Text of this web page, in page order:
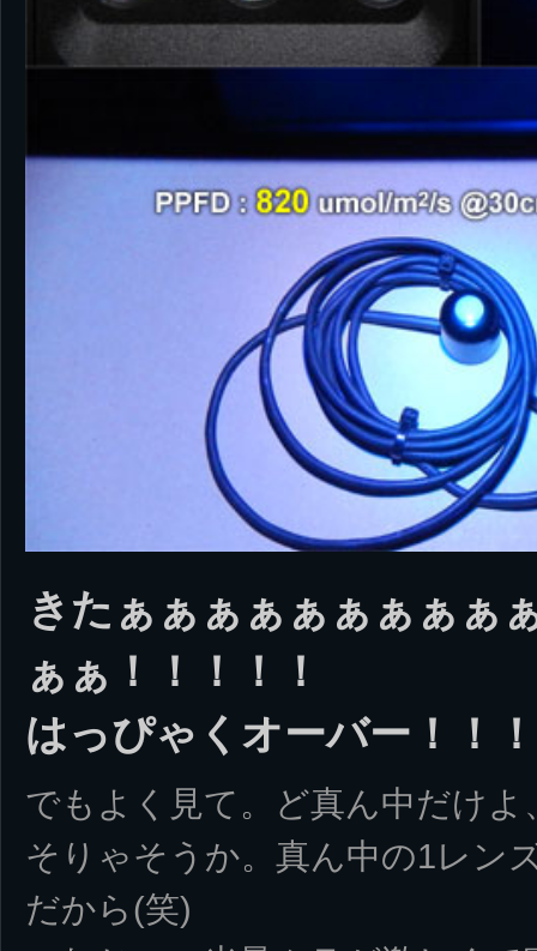
きたぁぁぁぁぁぁぁぁぁ
ぁぁ！！！！！
はっぴゃくオーバー！！
でもよく見て。ど真ん中だけ
そりゃそうか。真ん中の1レン
だから(笑)